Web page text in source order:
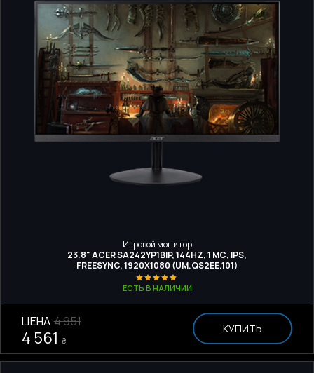
Игровой монитор
23.8" ACER SA242YP1BIP, 144HZ, 1 МС, IPS,
FREESYNC, 1920X1080 (UM.QS2EE.101)
ЕСТЬ В НАЛИЧИИ
ЦЕНА 4 951
4 561 ₴
КУПИТЬ